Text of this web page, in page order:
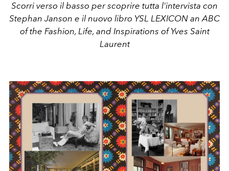
Scorri verso il basso per scoprire tutta l'intervista con
Stephan Janson e il nuovo libro YSL LEXICON an ABC
of the Fashion, Life, and Inspirations of Yves Saint
Laurent